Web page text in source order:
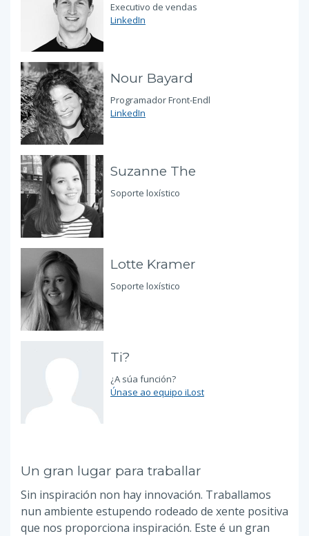
Executivo de vendas
LinkedIn
Nour Bayard
Programador Front-Endl
LinkedIn
Suzanne The
Soporte loxístico
Lotte Kramer
Soporte loxístico
Ti?
¿A súa función?
Únase ao equipo iLost
Un gran lugar para traballar
Sin inspiración non hay innovación. Traballamos
nun ambiente estupendo rodeado de xente positiva
que nos proporciona inspiración. Este é un gran